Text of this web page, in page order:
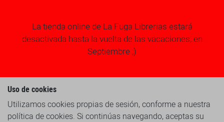
La tienda online de La Fuga Librerias estará
desactivada hasta la vuelta de las vacaciones, en
Septiembre ;)
Uso de cookies
Utilizamos cookies propias de sesión, conforme a nuestra
política de cookies. Si continúas navegando, aceptas su